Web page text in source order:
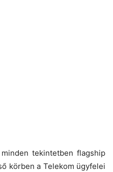
minden tekintetben flagship
körben a Telekom ügyfelei